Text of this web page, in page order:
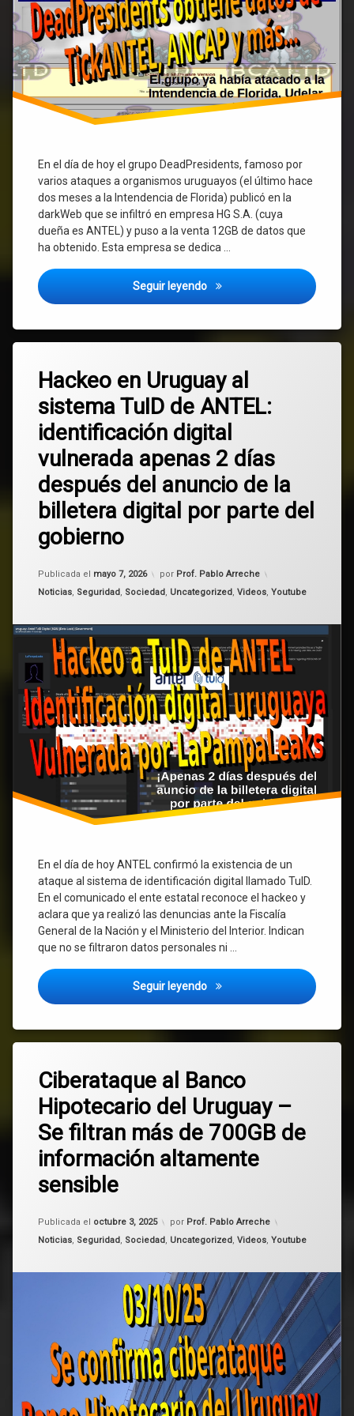
En el día de hoy el grupo DeadPresidents, famoso por
varios ataques a organismos uruguayos (el último hace
dos meses a la Intendencia de Florida) publicó en la
darkWeb que se infiltró en empresa HG S.A. (cuya
dueña es ANTEL) y puso a la venta 12GB de datos que
ha obtenido. Esta empresa se dedica …
Seguir leyendo Hackeo a empresa HG de
públicas…
Hackeo en Uruguay al
sistema TuID de ANTEL:
identificación digital
vulnerada apenas 2 días
después del anuncio de la
billetera digital por parte del
gobierno
Publicada el mayo 7, 2026
Actualizado el mayo 7, 2026
por Prof. Pablo Arreche
Categorías:
Noticias, Seguridad, Sociedad, Uncategorized, Videos, Youtube
En el día de hoy ANTEL confirmó la existencia de un
ataque al sistema de identificación digital llamado TuID.
En el comunicado el ente estatal reconoce el hackeo y
aclara que ya realizó las denuncias ante la Fiscalía
General de la Nación y el Ministerio del Interior. Indican
que no se filtraron datos personales ni …
Seguir leyendo Hackeo en Uruguay al
AGESIC
ANTEL
billetera
digital
datos
firma
digital
LaPampaleaks
pampaleaks
Tuid
Uruguay
comentarios
en
Hackeo
en
Uruguay
al
sistema
TuID
de
ANTEL:
identificación
digital
vulnerada
2
días
después
anuncio
la
billetera
digital
por
parte
del
gobierno
Ciberataque al Banco
Hipotecario del Uruguay –
Se filtran más de 700GB de
información altamente
sensible
Publicada el octubre 3, 2025
Actualizado el octubre 3, 2025
por Prof. Pablo Arreche
Categorías:
Noticias, Seguridad, Sociedad, Uncategorized, Videos, Youtube
Banco
Hipotecario
del
Uruguay
BHU
hackeo
comentario
en
Ciberataque
al
Banco
Hipotecario
del
–
de
de